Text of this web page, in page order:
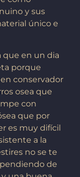
y sus
único e
que en un dia
porque
conservador
osea que
con
que por
es muy difícil
a la
no se te
de